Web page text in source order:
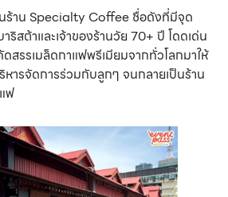
ร้าน Specialty Coffee ชื่อดังที่มีจุด
สต้าและเจ้าของร้านวัย 70+ ปี โดดเด่น
สรรเมล็ดกาแฟพรีเมียมจากทั่วโลกมาให้
หารจัดการร่วมกับลูกๆ จนกลายเป็นร้าน
ฟ